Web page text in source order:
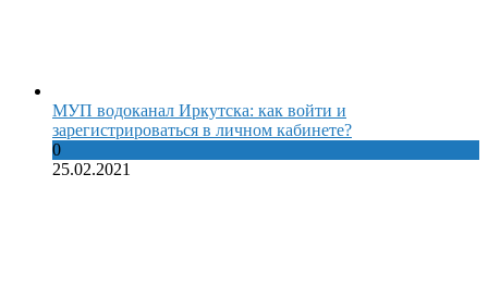
МУП водоканал Иркутска: как войти и
зарегистрироваться в личном кабинете?
0
25.02.2021